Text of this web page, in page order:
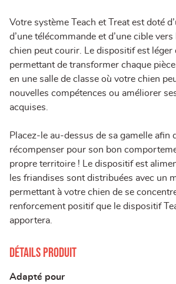
Votre système Teach et Treat est doté
d’une télécommande et d’une cible
chien peut courir. Le dispositif est léger
permettant de transformer chaque
en une salle de classe où votre chien
nouvelles compétences ou améliorer
acquises.
Placez-le au-dessus de sa gamelle afin
récompenser pour son bon
propre territoire ! Le dispositif est
les friandises sont distribuées avec un
permettant à votre chien de se
renforcement positif que le dispositif
apportera.
Détails produit
Adapté pour